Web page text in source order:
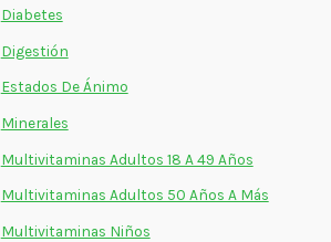
Diabetes
Digestión
Estados De Ánimo
Minerales
Multivitaminas Adultos 18 A 49 Años
Multivitaminas Adultos 50 Años A Más
Multivitaminas Niños